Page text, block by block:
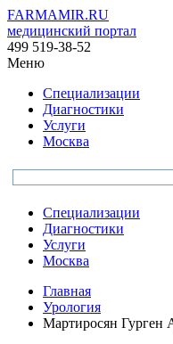
FARMAMIR.RU
медицинский портал
499 519-38-52
Меню
Специализации
Диагностики
Услуги
Москва
Специализации
Диагностики
Услуги
Москва
Главная
Урология
Мартиросян